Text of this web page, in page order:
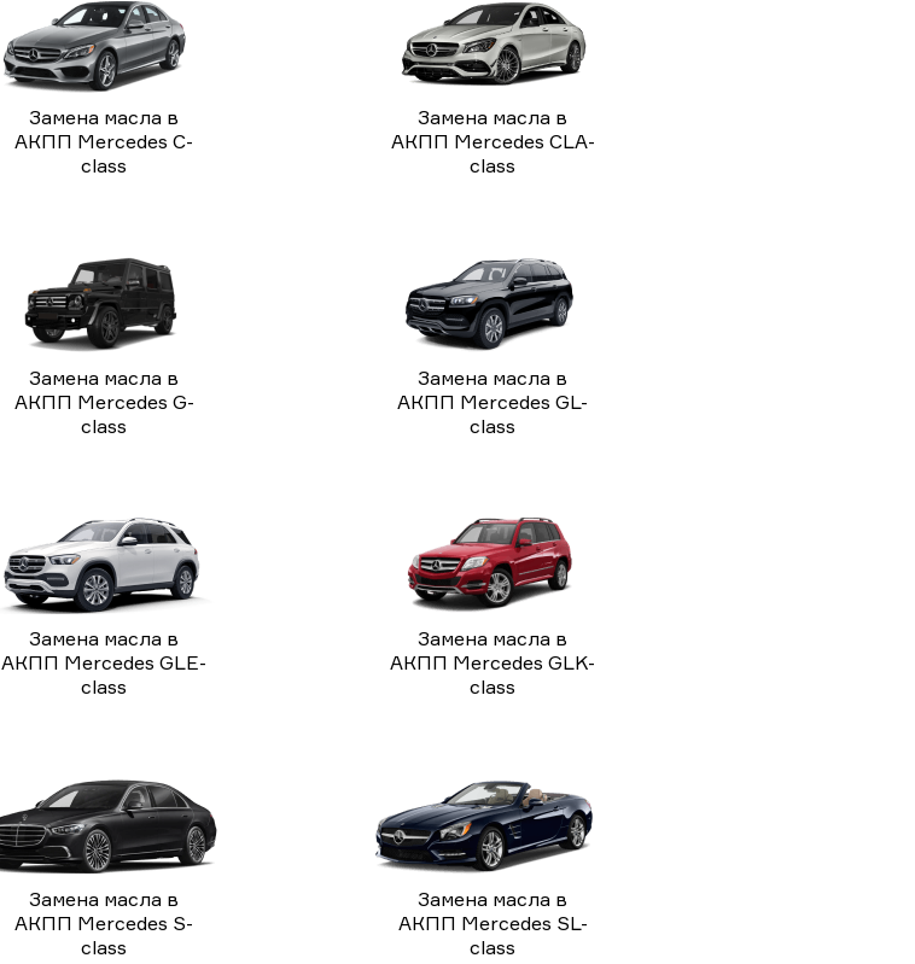
Замена масла в
АКПП Mercedes C-
class
Замена масла в
АКПП Mercedes CLA-
class
Замена масла в
АКПП Mercedes G-
class
Замена масла в
АКПП Mercedes GL-
class
Замена масла в
АКПП Mercedes GLE-
class
Замена масла в
АКПП Mercedes GLK-
class
Замена масла в
АКПП Mercedes S-
class
Замена масла в
АКПП Mercedes SL-
class